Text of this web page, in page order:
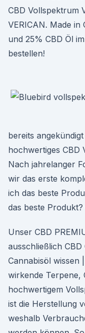
CBD Vollspektrum
VERICAN. Made
und 25% CBD Öl
bestellen!
bereits
hochwertiges CBD
Nach jahrelanger
wir das erste
ich das beste
das beste Produkt?
Unser CBD
ausschließlich CBD
Cannabisöl wissen
wirkende Terpene,
hochwertigem
ist die Herstellung
weshalb